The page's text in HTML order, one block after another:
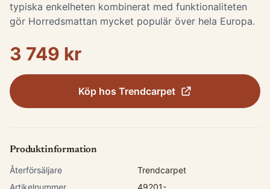
typiska enkelheten kombinerat med funktionaliteten
gör Horredsmattan mycket populär över hela Europa.
3 749 kr
Köp hos Trendcarpet
Produktinformation
Återförsäljare
Trendcarpet
Artikelnummer
49201-